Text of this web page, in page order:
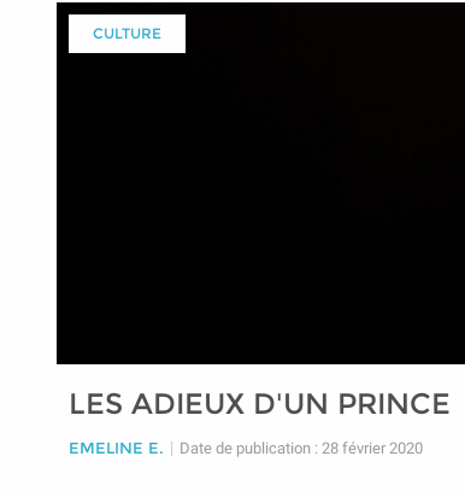
CULTURE
LES ADIEUX D'UN PRINCE
EMELINE E. | Date de publication : 28 février 2020